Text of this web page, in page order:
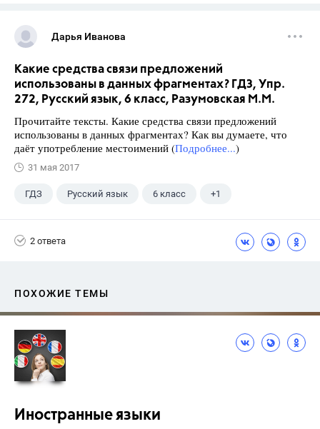
Дарья Иванова
Какие средства связи предложений
использованы в данных фрагментах? ГДЗ, Упр.
272, Русский язык, 6 класс, Разумовская М.М.
Прочитайте тексты. Какие средства связи предложений
использованы в данных фрагментах? Как вы думаете, что
даёт употребление местоимений (Подробнее...)
31 мая 2017
ГДЗ Русский язык 6 класс +1
2 ответа
ПОХОЖИЕ ТЕМЫ
Иностранные языки